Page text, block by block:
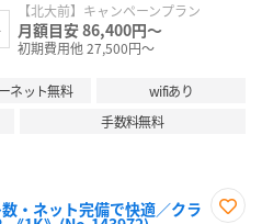
【北大前】キャンペーンプラン
月額目安 86,400円～
初期費用他 27,500円～
ネット無料
wifiあり
手数料無料
・ネット完備で快適／クラ